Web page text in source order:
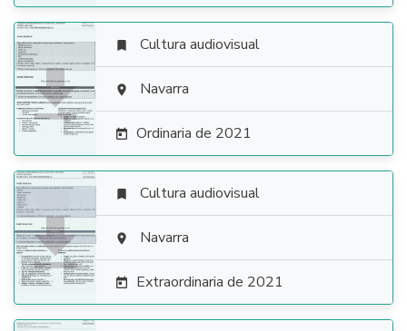

 Cultura audiovisual
 Navarra
 Ordinaria de 2021

 Cultura audiovisual
 Navarra
 Extraordinaria de 2021